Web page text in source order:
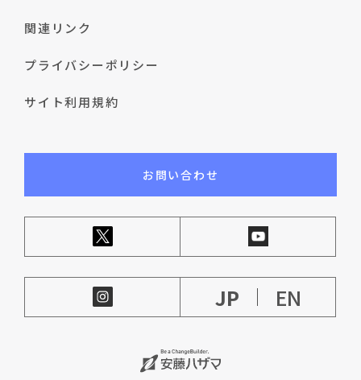
関連リンク
プライバシーポリシー
サイト利用規約
お問い合わせ
JP EN